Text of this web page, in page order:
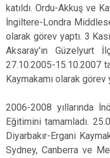
katıldı. Ordu-Akkuş ve
İngiltere-Londra
olarak görev yaptı. 3
Aksaray'ın Güzelyurt
27.10.2005-15.10.2007
Kaymakamı olarak görev
2006-2008 yıllarında
Eğitimini tamamladı.
Diyarbakır-Ergani
Sydney, Canberra ve